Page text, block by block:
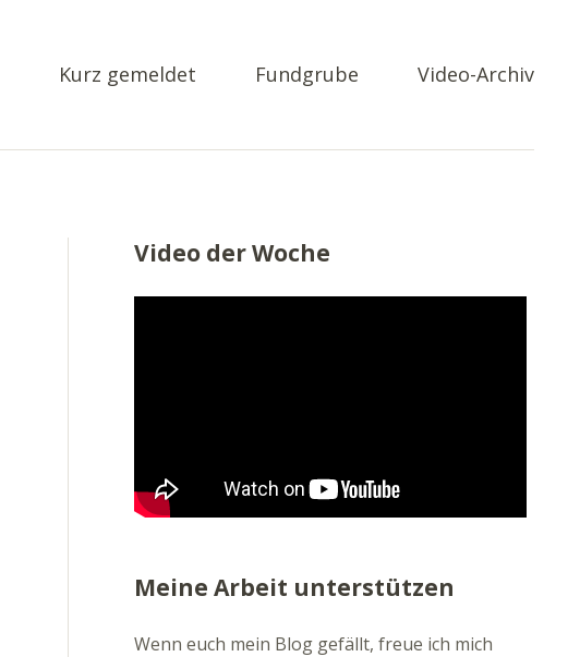
Kurz gemeldet Fundgrube Video-Archiv
Video der Woche
Meine Arbeit unterstützen
Wenn euch mein Blog gefällt, freue ich mich